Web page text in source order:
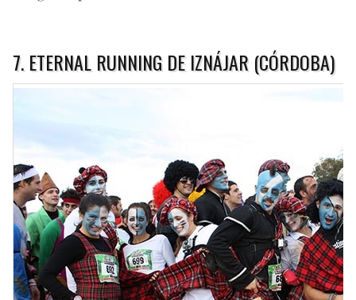
7. ETERNAL RUNNING DE IZNÁJAR (CÓRDOBA)